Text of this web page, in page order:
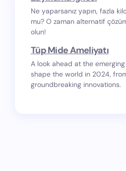
Ne yaparsanız yapın, fazla
mu? O zaman alternatif
olun!
Tüp Mide Ameliyatı
A look ahead at the
shape the world in 2024,
groundbreaking innovations.